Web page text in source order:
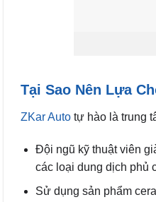
Tại Sao Nên Lựa
ZKar Auto tự hào là trung
Đội ngũ kỹ thuật viên
các loại dung dịch phủ
Sử dụng sản phẩm